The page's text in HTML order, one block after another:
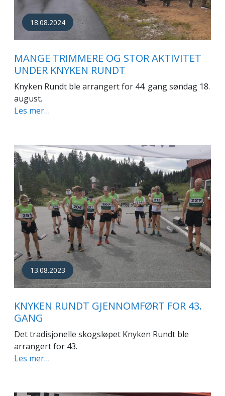
18.08.2024
MANGE TRIMMERE OG STOR AKTIVITET
UNDER KNYKEN RUNDT
Knyken Rundt ble arrangert for 44. gang søndag 18.
august.
Les mer…
13.08.2023
KNYKEN RUNDT GJENNOMFØRT FOR 43.
GANG
Det tradisjonelle skogsløpet Knyken Rundt ble
arrangert for 43.
Les mer…